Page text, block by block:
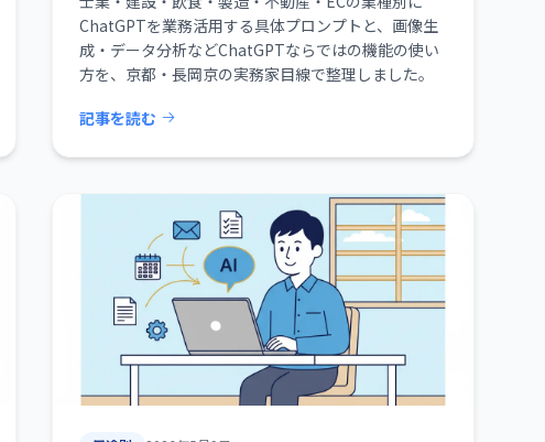
ChatGPTを業務活用する具体プロンプトと、画像生
成・データ分析などChatGPTならではの機能の使い
方を、京都・長岡京の実務家目線で整理しました。
記事を読む